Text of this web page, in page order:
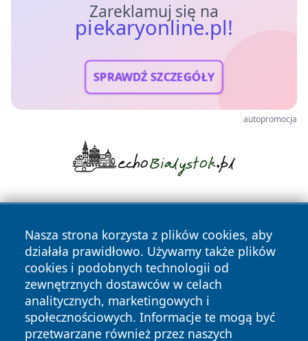
Zareklamuj się na
piekaryonline.pl!
SPRAWDŹ SZCZEGÓŁY
autopromocja
Nasza strona korzysta z plików cookies, aby
działała prawidłowo. Używamy także plików
cookies i podobnych technologii od
zewnętrznych dostawców w celach
analitycznych, marketingowych i
społecznościowych. Informacje te mogą być
przetwarzane również przez naszych
Copyright © 2026 piekaryonline.pl Wszystkie prawa
zastrzeżone.